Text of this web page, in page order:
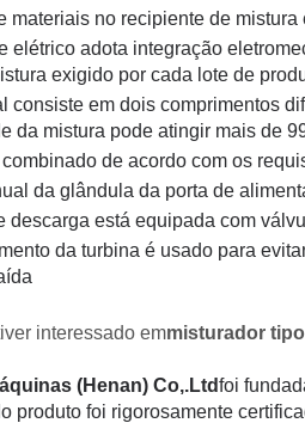
materiais no recipiente de
elétrico adota integração
exigido por cada lote de
consiste em dois comprimentos
da mistura pode atingir mais de
de acordo com os
da glândula da porta de
descarga está equipada com
da turbina é usado para
interessado emmisturador
(Henan) Co,.Ltdfoi
produto foi rigorosamente